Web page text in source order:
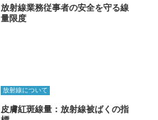
放射線業務従事者の安全を守る線
量限度
放射線について
皮膚紅斑線量：放射線被ばくの指